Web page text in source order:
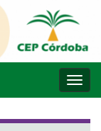
la